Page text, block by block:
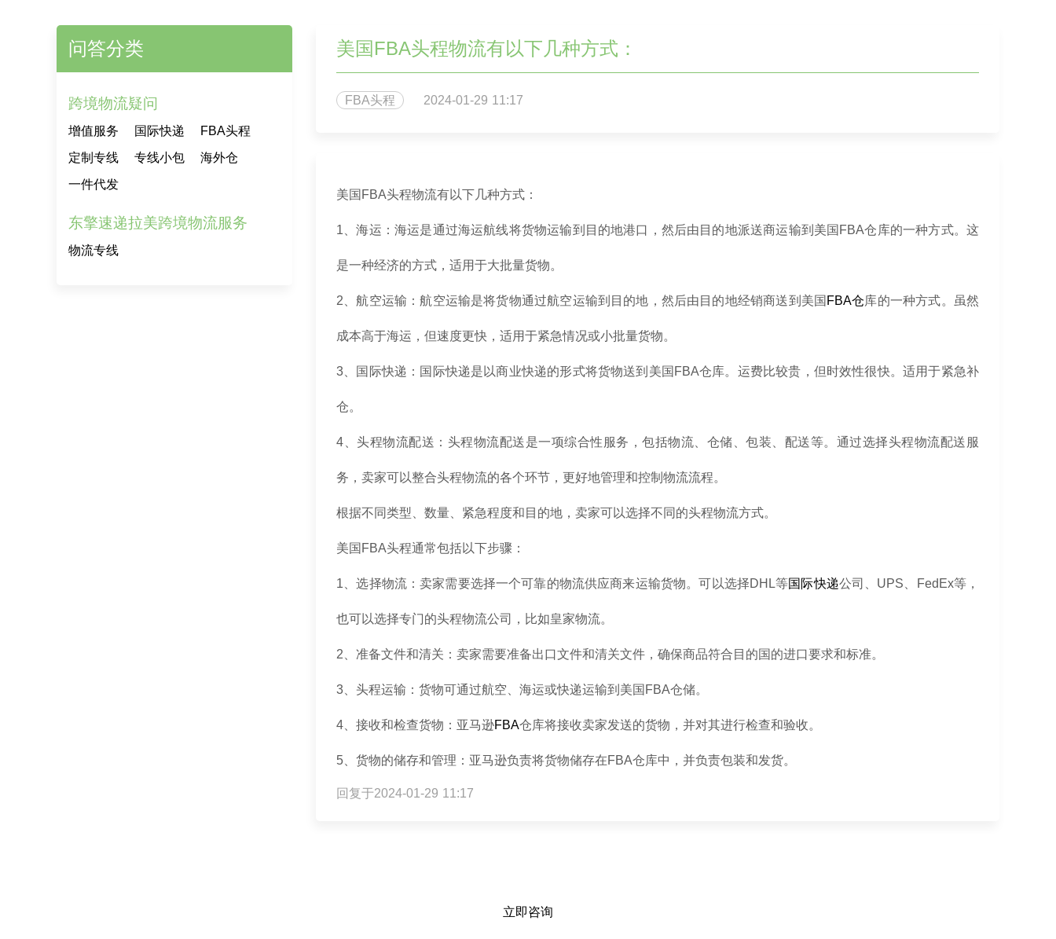
问答分类
跨境物流疑问
增值服务 国际快递
FBA头程
定制专线
专线小包
海外仓
一件代发
东擎速递拉美跨境物流服务
物流专线
美国FBA头程物流有以下几种方式：
FBA头程 2024-01-29 11:17
美国FBA头程物流有以下几种方式：
1、海运：海运是通过海运航线将货物运输到目的地港口，然后由目的地派送商运输到美国FBA仓库的一种方式。这
是一种经济的方式，适用于大批量货物。
2、航空运输：航空运输是将货物通过航空运输到目的地，然后由目的地经销商送到美国 FBA仓库的一种方式。虽然
成本高于海运，但速度更快，适用于紧急情况或小批量货物。
3、国际快递：国际快递是以商业快递的形式将货物送到美国FBA仓库。运费比较贵，但时效性很快。适用于紧急补
仓。
4、头程物流配送：头程物流配送是一项综合性服务，包括物流、仓储、包装、配送等。通过选择头程物流配送服
务，卖家可以整合头程物流的各个环节，更好地管理和控制物流流程。
根据不同类型、数量、紧急程度和目的地，卖家可以选择不同的头程物流方式。
美国FBA头程通常包括以下步骤：
1、选择物流：卖家需要选择一个可靠的物流供应商来运输货物。可以选择DHL等国际快递公司、UPS、FedEx等，
也可以选择专门的头程物流公司，比如皇家物流。
2、准备文件和清关：卖家需要准备出口文件和清关文件，确保商品符合目的国的进口要求和标准。
3、头程运输：货物可通过航空、海运或快递运输到美国FBA仓储。
4、接收和检查货物：亚马逊FBA仓库将接收卖家发送的货物，并对其进行检查和验收。
5、货物的储存和管理：亚马逊负责将货物储存在FBA仓库中，并负责包装和发货。
回复于2024-01-29 11:17
立即咨询